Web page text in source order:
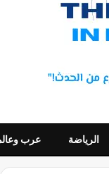
الرياضة عرب